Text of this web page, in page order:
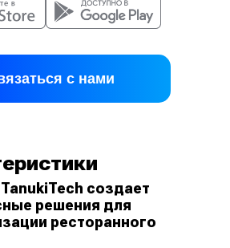
с нами
создает
решения для
ресторанного